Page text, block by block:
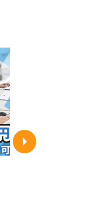
契約・嘱託社員